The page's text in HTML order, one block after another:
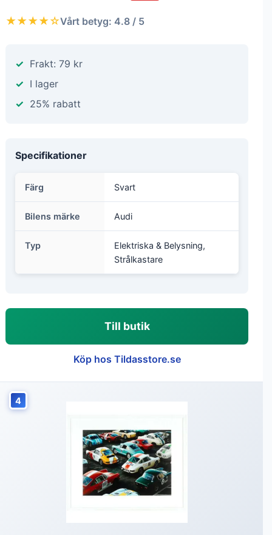
★★★★☆Vårt betyg: 4.8 / 5
Frakt: 79 kr
I lager
25% rabatt
Specifikationer
Färg Svart
Bilens märke Audi
Typ
Elektriska & Belysning,
Strålkastare
Till butik
Köp hos Tildasstore.se
4